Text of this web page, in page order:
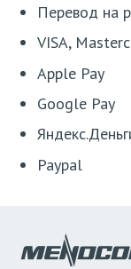
Перевод на
VISA,
Apple Pay
Google Pay
Paypal